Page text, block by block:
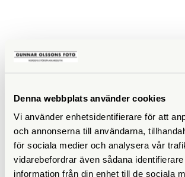
Denna webbplats använder cookies
Vi använder enhetsidentifierare för att
och annonserna till användarna,
för sociala medier och analysera vår
vidarebefordrar även sådana
information från din enhet till de sociala
Filmtyp Färg